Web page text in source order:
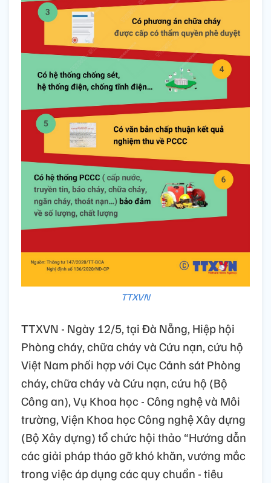
TTXVN
TTXVN - Ngày 12/5, tại Đà Nẵng, Hiệp hội
Phòng cháy, chữa cháy và Cứu nạn, cứu hộ
Việt Nam phối hợp với Cục Cảnh sát Phòng
cháy, chữa cháy và Cứu nạn, cứu hộ (Bộ
Công an), Vụ Khoa học - Công nghệ và Môi
trường, Viện Khoa học Công nghệ Xây dựng
(Bộ Xây dựng) tổ chức hội thảo “Hướng dẫn
các giải pháp tháo gỡ khó khăn, vướng mắc
trong việc áp dụng các quy chuẩn - tiêu